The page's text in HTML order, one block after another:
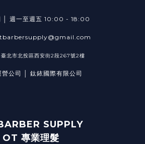
│ 週一至週五 10:00 - 18:00
臺北市北投區西安街2段267號2樓
營公司 │ 鈦銥國際有限公司
SUPPLY
OT 專業理髮